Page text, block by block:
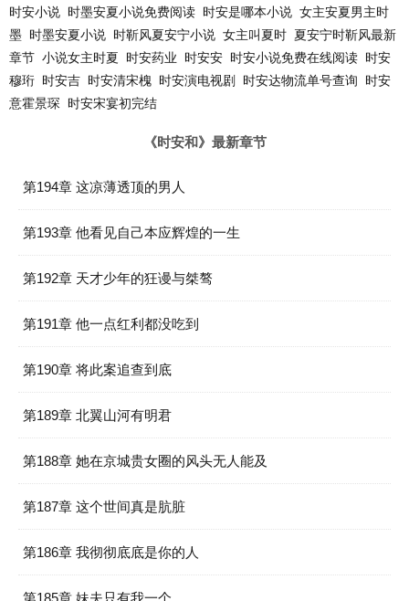
时安小说 时墨安夏小说免费阅读 时安是哪本小说 女主安夏男主时
墨 时墨安夏小说 时靳风夏安宁小说 女主叫夏时 夏安宁时靳风最新
章节 小说女主时夏 时安药业 时安安 时安小说免费在线阅读 时安
穆珩 时安吉 时安清宋槐 时安演电视剧 时安达物流单号查询
时安
意霍景琛
时安宋宴初完结
《时安和》最新章节
第194章 这凉薄透顶的男人
第193章 他看见自己本应辉煌的一生
第192章 天才少年的狂谩与桀骜
第191章 他一点红利都没吃到
第190章 将此案追查到底
第189章 北翼山河有明君
第188章 她在京城贵女圈的风头无人能及
第187章 这个世间真是肮脏
第186章 我彻彻底底是你的人
第185章 妹夫只有我一个